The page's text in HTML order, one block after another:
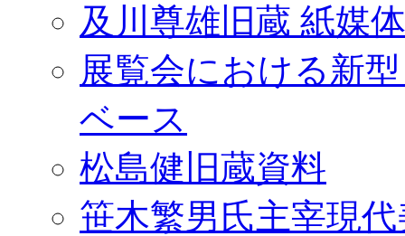
及川尊雄旧蔵 紙媒
展覧会における新
ベース
松島健旧蔵資料
笹木繁男氏主宰現